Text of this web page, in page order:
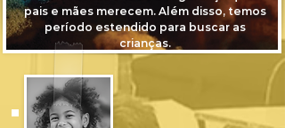
pais e mães merecem. Além disso, temos
período estendido para buscar as
crianças.